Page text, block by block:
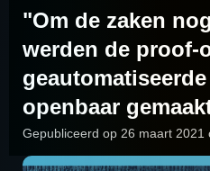
"Om de zaken
werden de proof-
openbaar
Gepubliceerd op 26 maart 2021